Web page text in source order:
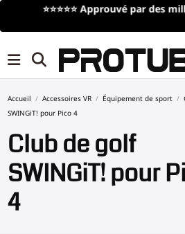
Livraison gratuitepour toute
Accueil Accessoires VR Équipement de sport
SWINGiT! pour Pico 4
Club de golf
SWINGiT! pour
4